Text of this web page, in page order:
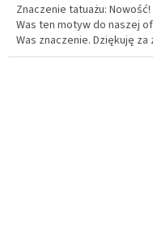
Znaczenie tatuażu:
Was ten motyw do naszej
Was znaczenie. Dziękuję za